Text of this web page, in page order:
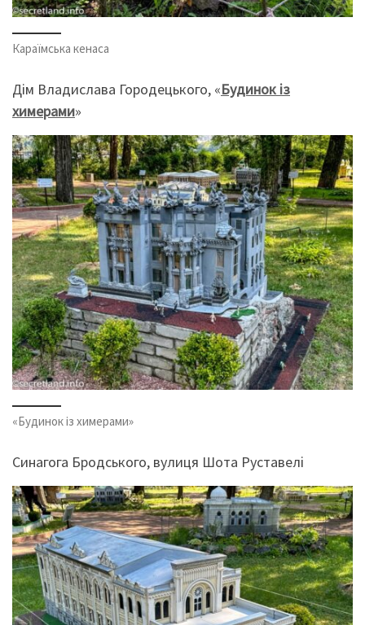
Караїмська кенаса
Дім Владислава Городецького, «Будинок із
химерами»
«Будинок із химерами»
Синагога Бродського, вулиця Шота Руставелі